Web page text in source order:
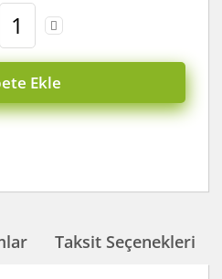
Ekle
Taksit Seçenekleri